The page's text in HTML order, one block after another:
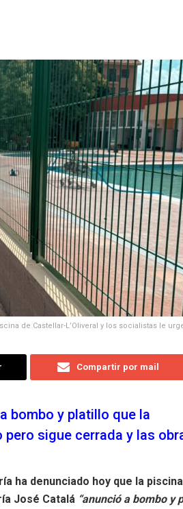
de Castellar-L’Oliveral y los socialistas le
Compartir por mail
bombo y platillo que la
sigue cerrada y las
ha denunciado hoy que la
José Catalá “anunció a bombo y